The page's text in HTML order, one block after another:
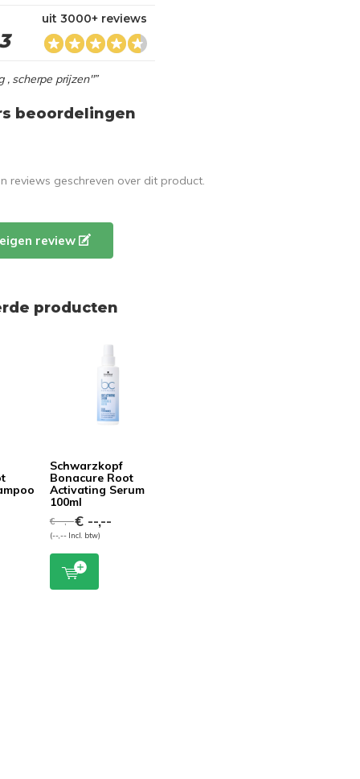
uit 3000+ reviews
, scherpe prijzen"”
beoordelingen
reviews geschreven over dit product.
review
producten
Schwarzkopf
Bonacure Root
Activating Serum
100ml
€ --,--€ --,--
(--,-- Incl. btw)